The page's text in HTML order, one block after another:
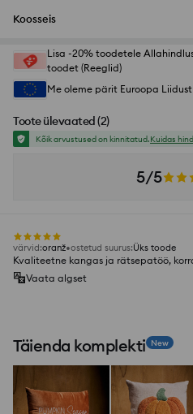
Koosseis
Lisa -20% toodetele
toodet (Reeglid)
Me oleme pärit Euroopa Liidust
Toote ülevaated (2)
Kõik arvustused on kinnitatud.Kuidas
5/5
värvid:oranž ostetud suurus:Üks toode
Kvaliteetne kangas ja rätsepatöö,
Vaata algset
Täienda komplekti New